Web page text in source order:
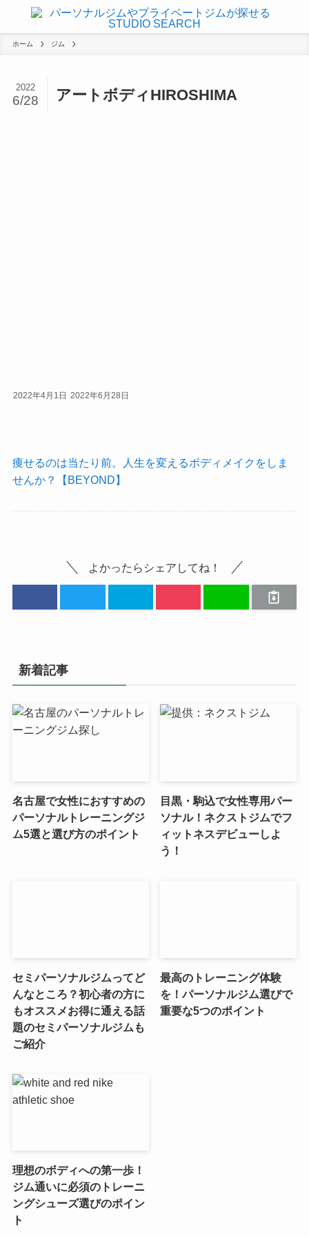
ホーム ジム
アートボディHIROSHIMA
2022
6/28
2022年4月1日 2022年6月28日
痩せるのは当たり前。人生を変えるボディメイクをしま
せんか？【BEYOND】
よかったらシェアしてね！
新着記事
名古屋で女性におすすめの
パーソナルトレーニングジ
ム5選と選び方のポイント
目黒・駒込で女性専用パー
ソナル！ネクストジムでフ
ィットネスデビューしよ
う！
セミパーソナルジムってど
んなところ？初心者の方に
もオススメお得に通える話
題のセミパーソナルジムも
ご紹介
最高のトレーニング体験
を！パーソナルジム選びで
重要な5つのポイント
理想のボディへの第一歩！
ジム通いに必須のトレーニ
ングシューズ選びのポイン
ト